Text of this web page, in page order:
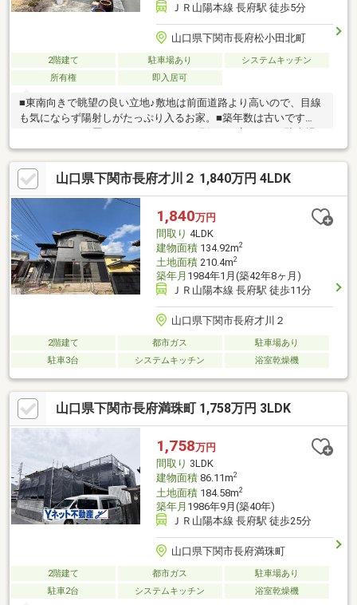
ＪＲ山陽本線 長府駅 徒歩5分
山口県下関市長府松小田北町
2階建て 駐車場あり
システムキッチン
所有権
即入居可
■東南向きで眺望の良い立地♪敷地は前面道路より高いので、目線
も気にならず陽射しがたっぷり入るお家。■築年数は古いです
は屋根付きでしっかりしたコンクリート構造。2台駐車しても、物
置等も置けます。■土地建物付きでお求め安いこの価格♪昨今の物
価高から住宅費用を抑えたい方におススメ。＼ご見学をご希望の
お客様は下記のお電話またはメールにてお問い合わせください／
■TEL/0120-69-0246■E-mail/info@emi-us.net■営業時間/10:00～
18:00■定休日/水曜日、第1・3火曜日、土日を除く祝日
山口県下関市長府才川２ 1,840万円 4LDK
1,840万円
間取り 4LDK
建物面積134.92m2
土地面積210.4m2
築年月 1984年1月(築42年8ヶ月)
ＪＲ山陽本線 長府駅 徒歩11分
山口県下関市長府才川２
2階建て 都市ガス
駐車場あり
駐車3台
システムキッチン 浴室乾燥機
山口県下関市長府満珠町 1,758万円 3LDK
1,758万円
間取り 3LDK
建物面積86.11m2
土地面積184.58m2
築年月 1986年9月(築40年)
ＪＲ山陽本線 長府駅 徒歩25分
山口県下関市長府満珠町
2階建て 都市ガス
駐車場あり
駐車2台
システムキッチン 浴室乾燥機